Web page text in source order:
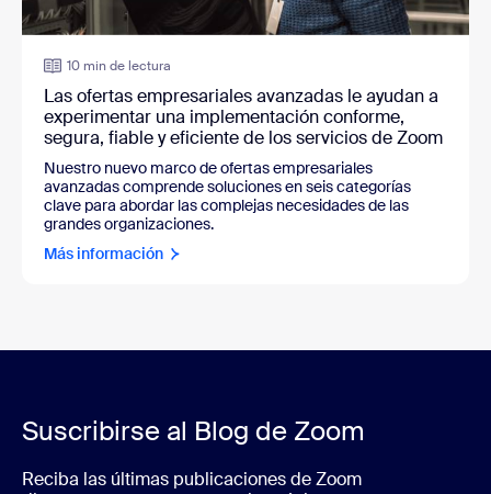
10 min de lectura
Las ofertas empresariales avanzadas le ayudan a
experimentar una implementación conforme,
segura, fiable y eficiente de los servicios de Zoom
Nuestro nuevo marco de ofertas empresariales
avanzadas comprende soluciones en seis categorías
clave para abordar las complejas necesidades de las
grandes organizaciones.
Más información
Suscribirse al Blog de Zoom
Reciba las últimas publicaciones de Zoom